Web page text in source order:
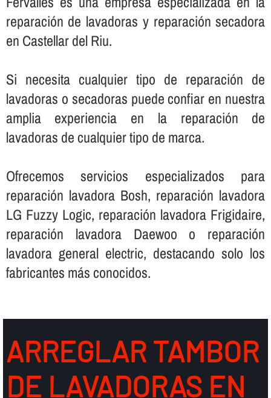
reparación de lavadoras y reparación secadora
en Castellar del Riu.
Si necesita cualquier tipo de reparación de
lavadoras o secadoras puede confiar en nuestra
amplia experiencia en la reparación de
lavadoras de cualquier tipo de marca.
Ofrecemos servicios especializados para
reparación lavadora Bosh, reparación lavadora
LG Fuzzy Logic, reparación lavadora Frigidaire,
reparación lavadora Daewoo o reparación
lavadora general electric, destacando solo los
fabricantes más conocidos.
ARREGLAR TAMBOR
DE LAVADORAS EN